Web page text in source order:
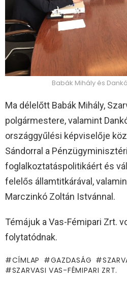
Babák Mihály és
Ma délelőtt Babák Mihály,
polgármestere, valamint
országgyűlési képviselője
Sándorral a
foglalkoztatáspolitikáért és
felelős államtitkárával,
Marczinkó Zoltán Istvánnal.
Témájuk a Vas-Fémipari Zrt.
folytatódnak.
CÍMLAP GAZDASÁG
SZARVASI VAS-FÉMIPARI ZRT.